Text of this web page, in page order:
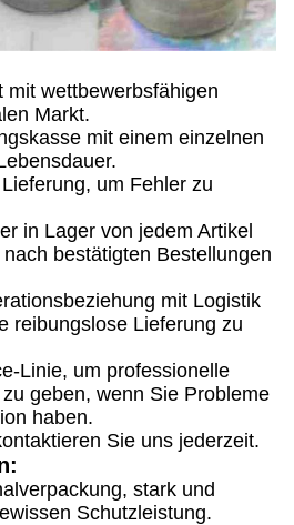
mit wettbewerbsfähigen
Markt.
mit einem einzelnen
um Fehler zu
in Lager von jedem Artikel
bestätigten Bestellungen
mit Logistik
reibungslose Lieferung zu
Linie, um professionelle
geben, wenn Sie Probleme
haben.
Sie uns jederzeit.
stark und
Schutzleistung.